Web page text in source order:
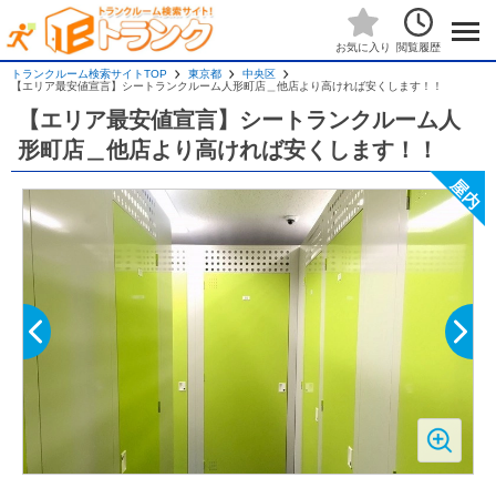
お気に入り 閲覧履歴
トランクルーム検索サイトTOP 東京都
中央区
【エリア最安値宣言】シートランクルーム人形町店＿他店より高ければ安くします！！
【エリア最安値宣言】シートランクルーム人
形町店＿他店より高ければ安くします！！